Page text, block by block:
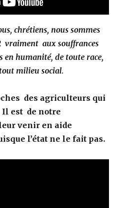
chrétiens, nous sommes
vraiment aux souffrances
en humanité, de toute race,
milieu social.
des agriculteurs qui
Il est de notre
venir en aide
l’état ne le fait pas.